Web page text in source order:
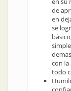
de
en
se
con la
todo